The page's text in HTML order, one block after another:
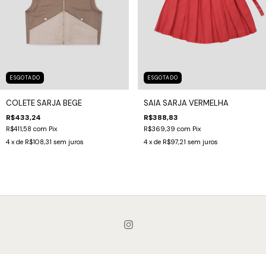
ESGOTADO
COLETE SARJA BEGE
R$433,24
R$411,58 com Pix
4 x de R$108,31 sem juros
ESGOTADO
SAIA SARJA VERMELHA
R$388,83
R$369,39 com Pix
4 x de R$97,21 sem juros